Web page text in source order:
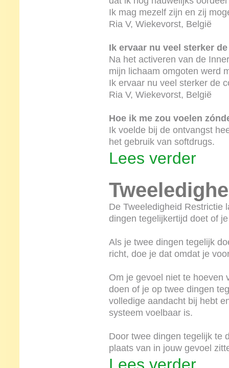
Ik mag mezelf zijn en zij
Ria V, Wiekevorst, België
Ik ervaar nu veel sterker
Na het activeren van de
mijn lichaam omgoten werd
Ik ervaar nu veel sterker de
Ria V, Wiekevorst, België
Hoe ik me zou voelen
Ik voelde bij de ontvangst
het gebruik van softdrugs.
Lees verder
De Tweeledigheid Restrictie
dingen tegelijkertijd doet of
Als je twee dingen tegelijk
richt, doe je dat omdat je
Om je gevoel niet te hoeven
doen of je op twee dingen
volledige aandacht bij hebt
systeem voelbaar is.
Door twee dingen tegelijk te
plaats van in jouw gevoel